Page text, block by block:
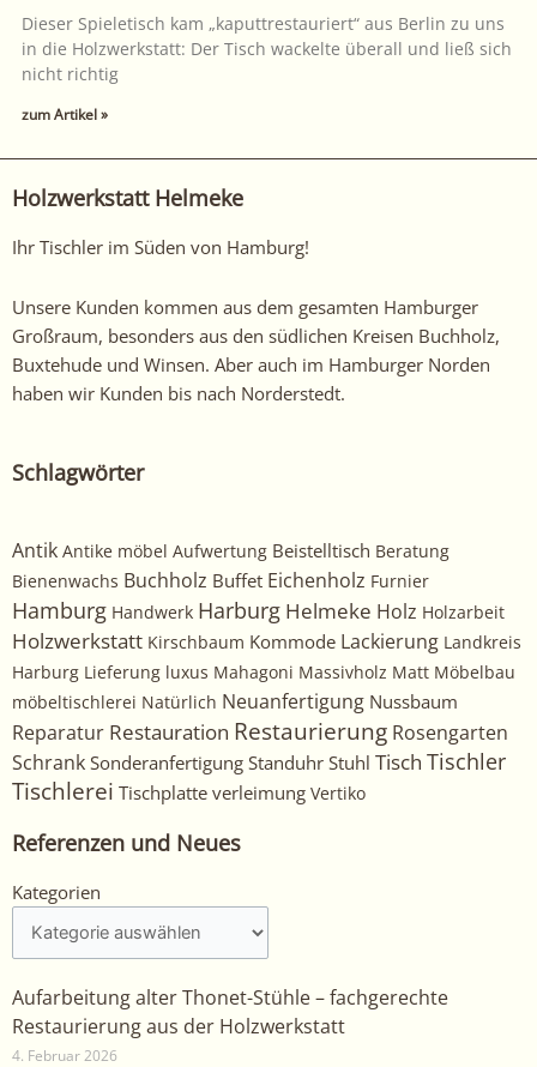
Dieser Spieletisch kam „kaputtrestauriert“ aus Berlin zu uns
in die Holzwerkstatt: Der Tisch wackelte überall und ließ sich
nicht richtig
zum Artikel »
Holzwerkstatt Helmeke
Ihr Tischler im Süden von Hamburg!
Unsere Kunden kommen aus dem gesamten Hamburger
Großraum, besonders aus den südlichen Kreisen Buchholz,
Buxtehude und Winsen. Aber auch im Hamburger Norden
haben wir Kunden bis nach Norderstedt.
Schlagwörter
Antik Antike möbel Aufwertung Beistelltisch Beratung
Bienenwachs Buchholz Buffet Eichenholz Furnier
Hamburg Handwerk Harburg Helmeke Holz Holzarbeit
Holzwerkstatt Kirschbaum Kommode Lackierung Landkreis
Harburg Lieferung luxus Mahagoni Massivholz Matt Möbelbau
möbeltischlerei Natürlich Neuanfertigung Nussbaum
Reparatur Restauration Restaurierung Rosengarten
Schrank Sonderanfertigung Standuhr Stuhl Tisch Tischler
Tischlerei Tischplatte verleimung Vertiko
Referenzen und Neues
Kategorien
Kategorien
Aufarbeitung alter Thonet-Stühle – fachgerechte
Restaurierung aus der Holzwerkstatt
4. Februar 2026